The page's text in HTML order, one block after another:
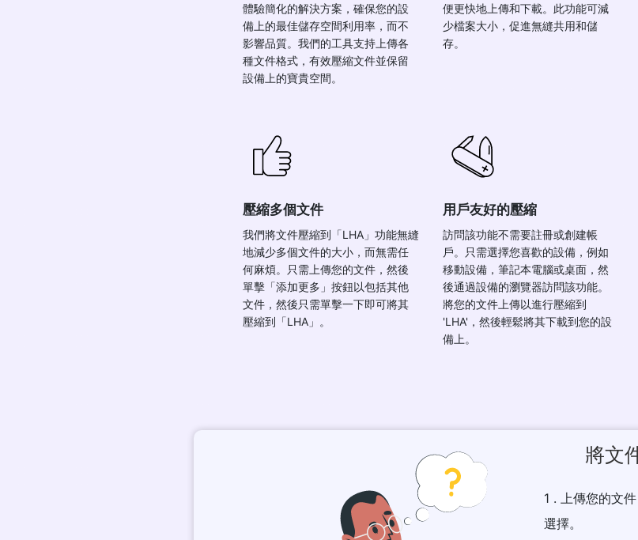
體驗簡化的解決方案，確保您的設
備上的最佳儲存空間利用率，而不
影響品質。我們的工具支持上傳各
種文件格式，有效壓縮文件並保留
設備上的寶貴空間。
便更快地上傳和下載。此功能可減
少檔案大小，促進無縫共用和儲
存。
壓縮多個文件
我們將文件壓縮到「LHA」功能無縫
地減少多個文件的大小，而無需任
何麻煩。只需上傳您的文件，然後
單擊「添加更多」按鈕以包括其他
文件，然後只需單擊一下即可將其
壓縮到「LHA」。
用戶友好的壓縮
訪問該功能不需要註冊或創建帳
戶。只需選擇您喜歡的設備，例如
移動設備，筆記本電腦或桌面，然
後通過設備的瀏覽器訪問該功能。
將您的文件上傳以進行壓縮到
'LHA'，然後輕鬆將其下載到您的設
備上。
將文
1 . 上傳您的文
選擇。